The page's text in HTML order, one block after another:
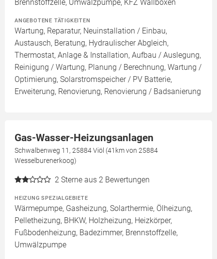
Brennstoffzelle, Umwälzpumpe, KFZ Wallboxen
ANGEBOTENE TÄTIGKEITEN
Wartung, Reparatur, Neuinstallation / Einbau,
Austausch, Beratung, Hydraulischer Abgleich,
Thermostat, Anlage & Installation, Aufbau / Auslegung,
Reinigung / Wartung, Planung / Berechnung, Wartung /
Optimierung, Solarstromspeicher / PV Batterie,
Erweiterung, Renovierung, Renovierung / Badsanierung
Gas-Wasser-Heizungsanlagen
Schwalbenweg 11, 25884 Viöl (41km von 25884
Wesselburenerkoog)
2 Sterne aus 2 Bewertungen
HEIZUNG SPEZIALGEBIETE
Wärmepumpe, Gasheizung, Solarthermie, Ölheizung,
Pelletheizung, BHKW, Holzheizung, Heizkörper,
Fußbodenheizung, Badezimmer, Brennstoffzelle,
Umwälzpumpe